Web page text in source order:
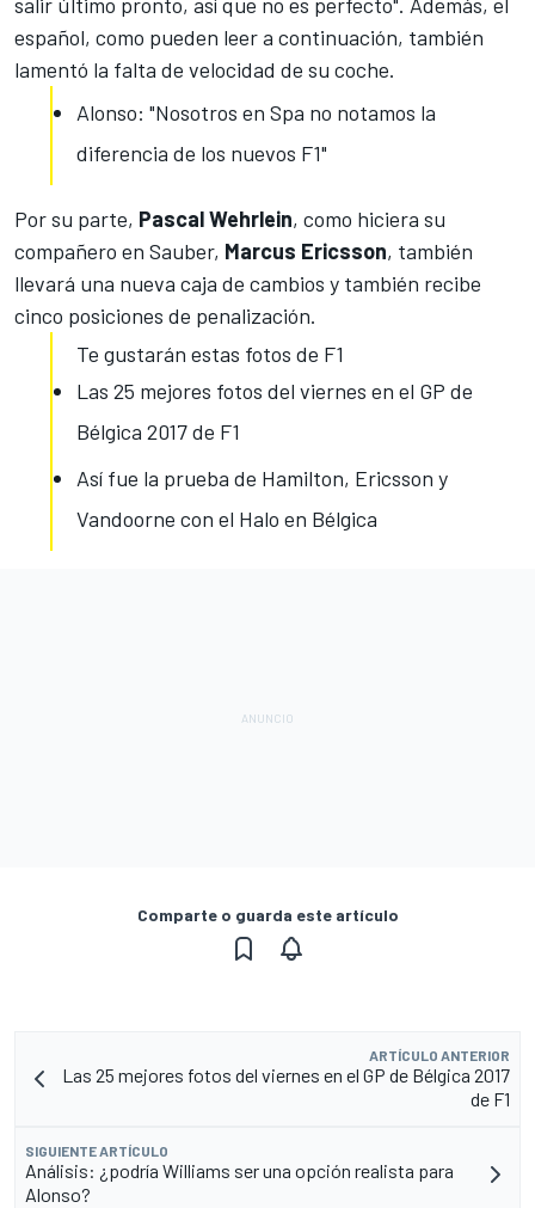
español, como pueden leer a continuación, también
lamentó la falta de velocidad de su coche.
Alonso: "Nosotros en Spa no notamos la
diferencia de los nuevos F1"
Por su parte, Pascal Wehrlein, como hiciera su
compañero en Sauber, Marcus Ericsson, también
llevará una nueva caja de cambios y también recibe
cinco posiciones de penalización.
Te gustarán estas fotos de F1
Las 25 mejores fotos del viernes en el GP de
Bélgica 2017 de F1
Así fue la prueba de Hamilton, Ericsson y
Vandoorne con el Halo en Bélgica
Comparte o guarda este artículo
ARTÍCULO ANTERIOR
Las 25 mejores fotos del viernes en el GP de Bélgica 2017
de F1
SIGUIENTE ARTÍCULO
Análisis: ¿podría Williams ser una opción realista para
Alonso?